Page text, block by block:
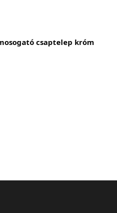
csaptelep króm